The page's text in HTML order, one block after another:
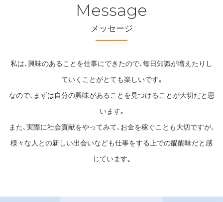
Message
メッセージ
私は､興味のあることを仕事にできたので､毎日知識が増えたりし
ていくことがとても楽しいです｡
なので､まずは自分の興味があることを見つけることが大切だと思
います｡
また､実際に社会貢献をやってみて､お金を稼ぐことも大切ですが､
様々な人との新しい出会いなども仕事をする上での醍醐味だと感
じています｡